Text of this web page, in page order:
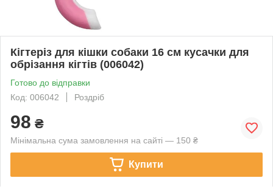
Кігтеріз для кішки собаки 16 см кусачки для
обрізання кігтів (006042)
Готово до відправки
Код: 006042
Роздріб
98 ₴
Мінімальна сума замовлення на сайті — 150 ₴
Купити